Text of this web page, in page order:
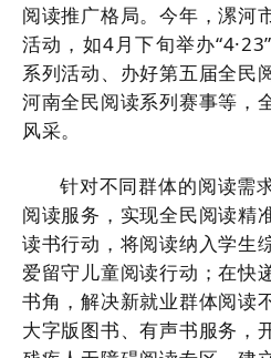
阅读推广格局。今年，漯河
活动，如4月下旬举办
系列活动、办好第五届全民
河南全民阅读系列赛事等，
风采。
针对不同群体的阅读需
阅读服务，实现全民阅读精
读书行动，将阅读纳入学生
爱留守儿童阅读行动；在快
书角，解决新就业群体阅读
大字版图书、有声书服务，